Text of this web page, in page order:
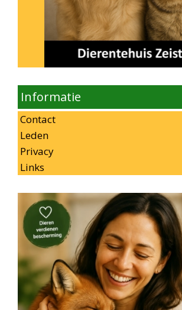
Informatie
Contact
Leden
Privacy
Links